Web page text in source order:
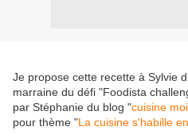
Je propose cette recette à Sylvie
marraine du défi "Foodista
par Stéphanie du blog "cuisine
pour thème "La cuisine s'habille